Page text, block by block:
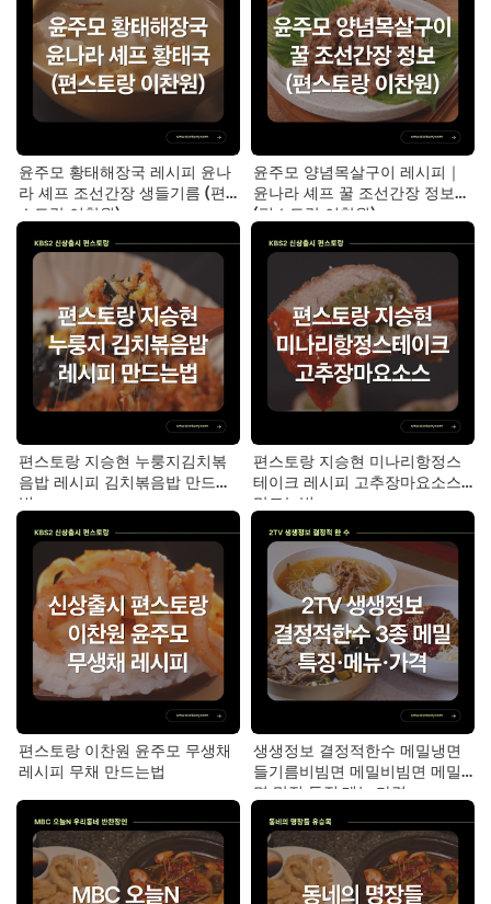
윤주모 황태해장국 레시피 윤나
라 셰프 조선간장 생들기름 (편
스토랑 이찬원)
윤주모 양념목살구이 레시피｜
윤나라 셰프 꿀 조선간장 정보
(편스토랑 이찬원)
편스토랑 지승현 누룽지김치볶
음밥 레시피 김치볶음밥 만드는
법
편스토랑 지승현 미나리항정스
테이크 레시피 고추장마요소스
만드는법
편스토랑 이찬원 윤주모 무생채
레시피 무채 만드는법
생생정보 결정적한수 메밀냉면
들기름비빔면 메밀비빔면 메밀
면 맛집 특징·메뉴·가격